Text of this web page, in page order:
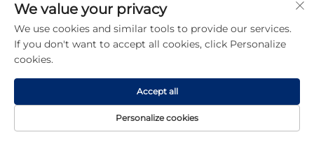
Tel.: +86 183 5421 3960
os direitos reservadosPolítica de Privacidade
We value your privacy
We use cookies and similar tools to provide our services.
If you don't want to accept all cookies, click Personalize
cookies.
Personalize cookies
Accept all